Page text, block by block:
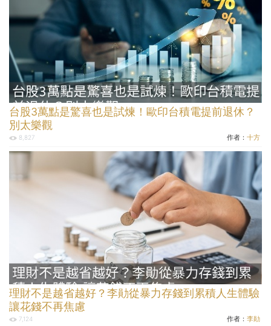
台股3萬點是驚喜也是試煉！歐印台積電提前退休？
別太樂觀
8,827 作者： 十方
理財不是越省越好？李勛從暴力存錢到累積人生體驗
讓花錢不再焦慮
7,124 作者： 李勛